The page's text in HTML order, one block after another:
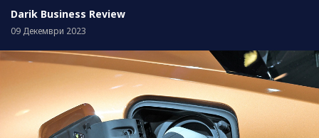
Darik Business Review
09 Декември 2023